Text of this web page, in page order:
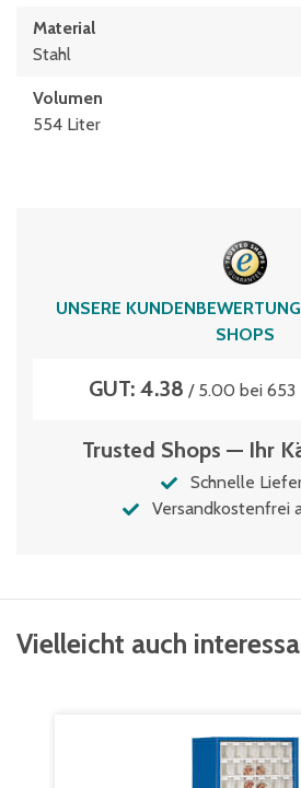
Material
Stahl
Volumen
554 Liter
UNSERE
SHOPS
GUT: 4.38 / 5.00 bei 653
Trusted Shops — Ihr
Schnelle
Versandkostenfrei
Vielleicht auch